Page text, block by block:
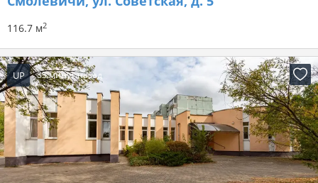
116.7 м2
UP 35 минут назад